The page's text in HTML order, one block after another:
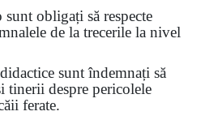
obligați să respecte
de la trecerile la nivel
sunt îndemnați să
tinerii despre pericolele
ferate.